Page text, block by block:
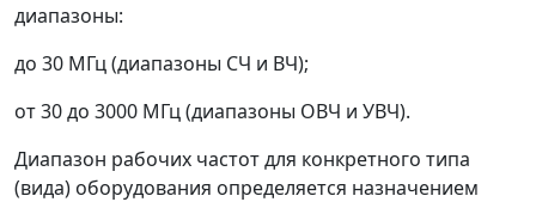
диапазоны:
до 30 МГц (диапазоны СЧ и ВЧ);
от 30 до 3000 МГц (диапазоны ОВЧ и УВЧ).
Диапазон рабочих частот для конкретного типа
(вида) оборудования определяется назначением